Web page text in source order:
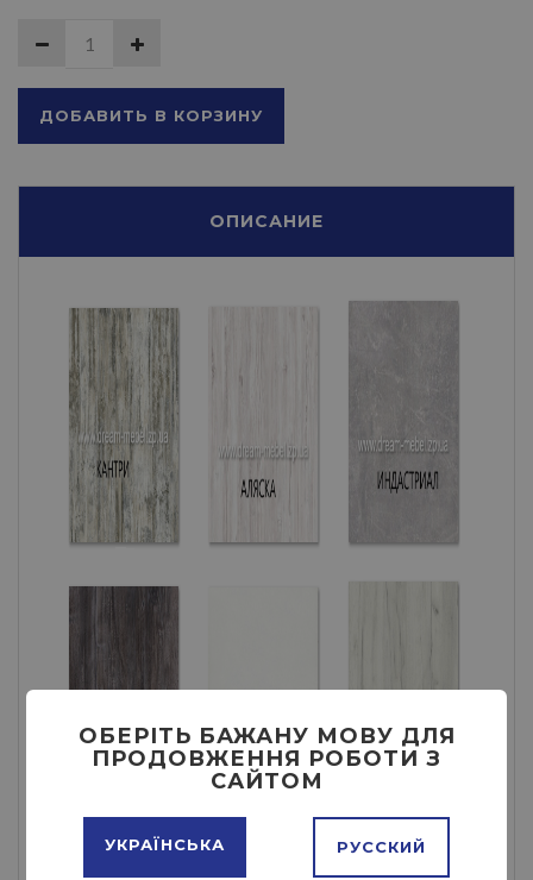
ДОБАВИТЬ В КОРЗИНУ
ОПИСАНИЕ
ОБЕРІТЬ БАЖАНУ МОВУ ДЛЯ
ПРОДОВЖЕННЯ РОБОТИ З
САЙТОМ
УКРАЇНСЬКА РУССКИЙ